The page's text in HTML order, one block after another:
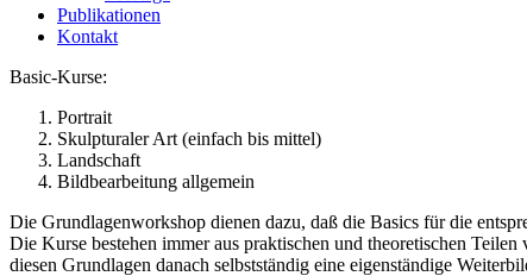
Publikationen
Kontakt
Basic-Kurse:
Portrait
Skulpturaler Art (einfach bis mittel)
Landschaft
Bildbearbeitung allgemein
Die Grundlagenworkshop dienen dazu, daß die Basics für die
Die Kurse bestehen immer aus praktischen und theoretischen
diesen Grundlagen danach selbstständig eine eigenständige